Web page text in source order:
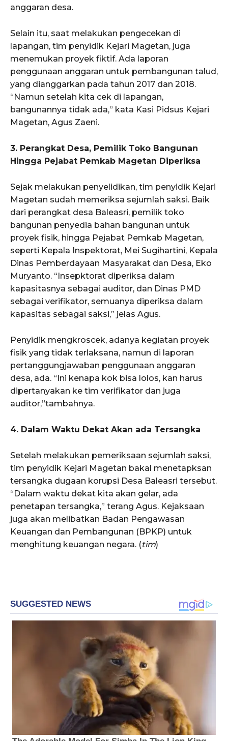
anggaran desa.
Selain itu, saat melakukan pengecekan di
lapangan, tim penyidik Kejari Magetan, juga
menemukan proyek fiktif. Ada laporan
penggunaan anggaran untuk pembangunan talud,
yang dianggarkan pada tahun 2017 dan 2018.
“Namun setelah kita cek di lapangan,
bangunannya tidak ada,” kata Kasi Pidsus Kejari
Magetan, Agus Zaeni.
3. Perangkat Desa, Pemilik Toko Bangunan
Hingga Pejabat Pemkab Magetan Diperiksa
Sejak melakukan penyelidikan, tim penyidik Kejari
Magetan sudah memeriksa sejumlah saksi. Baik
dari perangkat desa Baleasri, pemilik toko
bangunan penyedia bahan bangunan untuk
proyek fisik, hingga Pejabat Pemkab Magetan,
seperti Kepala Inspektorat, Mei Sugihartini, Kepala
Dinas Pemberdayaan Masyarakat dan Desa, Eko
Muryanto. “Insepktorat diperiksa dalam
kapasitasnya sebagai auditor, dan Dinas PMD
sebagai verifikator, semuanya diperiksa dalam
kapasitas sebagai saksi,” jelas Agus.
Penyidik mengkroscek, adanya kegiatan proyek
fisik yang tidak terlaksana, namun di laporan
pertanggungjawaban penggunaan anggaran
desa, ada. “Ini kenapa kok bisa lolos, kan harus
dipertanyakan ke tim verifikator dan juga
auditor,”tambahnya.
4. Dalam Waktu Dekat Akan ada Tersangka
Setelah melakukan pemeriksaan sejumlah saksi,
tim penyidik Kejari Magetan bakal menetapksan
tersangka dugaan korupsi Desa Baleasri tersebut.
“Dalam waktu dekat kita akan gelar, ada
penetapan tersangka,” terang Agus. Kejaksaan
juga akan melibatkan Badan Pengawasan
Keuangan dan Pembangunan (BPKP) untuk
menghitung keuangan negara. (tim)